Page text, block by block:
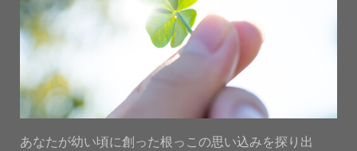
あなたが幼い頃に創った根っこの思い込みを探り出